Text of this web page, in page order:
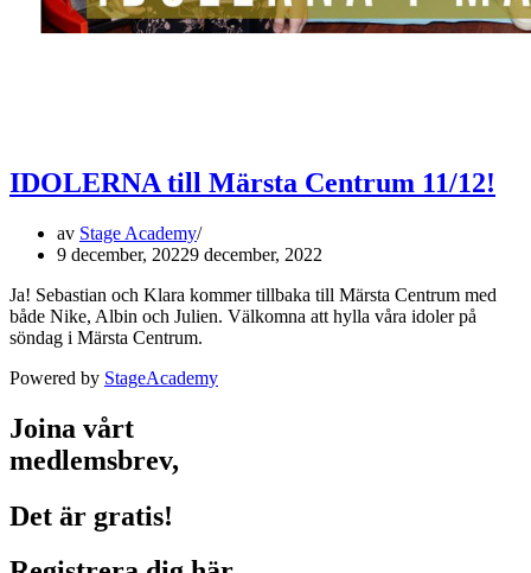
IDOLERNA till Märsta Centrum 11/12!
av Stage Academy
9 december, 20229 december, 2022
Ja! Sebastian och Klara kommer tillbaka till Märsta Centrum med
både Nike, Albin och Julien. Välkomna att hylla våra idoler på
söndag i Märsta Centrum.
Powered by StageAcademy
Joina vårt
medlemsbrev,
Det är gratis!